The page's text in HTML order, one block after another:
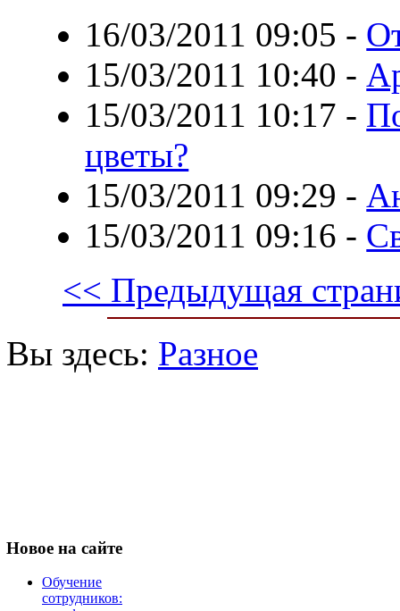
16/03/2011 09:05 -
15/03/2011 10:40 -
15/03/2011 10:17 -
цветы?
15/03/2011 09:29 -
15/03/2011 09:16 -
<< Предыдущая
Вы здесь: Разное
Новое на сайте
Обучение
сотрудников: